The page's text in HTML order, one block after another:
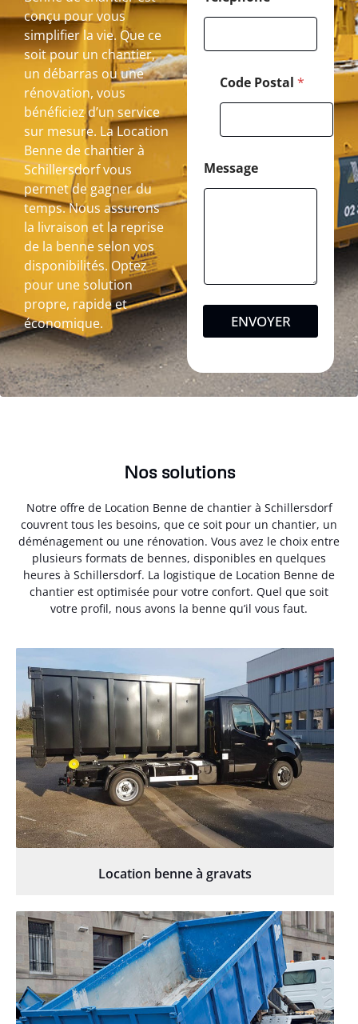
conçu pour vous
simplifier la vie. Que ce
soit pour un chantier,
un débarras ou une
rénovation, vous
bénéficiez d’un service
sur mesure. La Location
Benne de chantier à
Schillersdorf vous
permet de gagner du
temps. Nous assurons
la livraison et la reprise
de la benne selon vos
disponibilités. Optez
pour une solution
propre, rapide et
économique.
Code Postal *
Message
ENVOYER
Nos solutions
Notre offre de Location Benne de chantier à Schillersdorf
couvrent tous les besoins, que ce soit pour un chantier, un
déménagement ou une rénovation. Vous avez le choix entre
plusieurs formats de bennes, disponibles en quelques
heures à Schillersdorf. La logistique de Location Benne de
chantier est optimisée pour votre confort. Quel que soit
votre profil, nous avons la benne qu’il vous faut.
Location benne à gravats